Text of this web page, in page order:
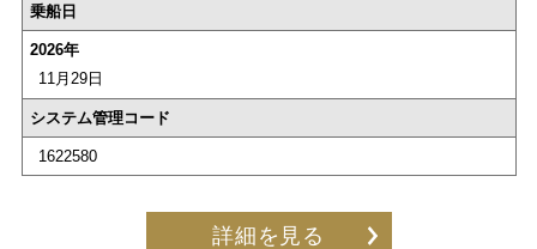
乗船日
2026年
11月29日
システム管理コード
1622580
詳細を見る